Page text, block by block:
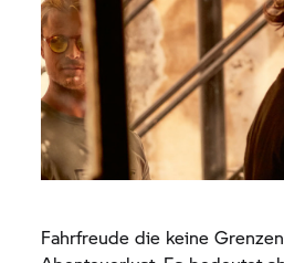
Fahrfreude die keine